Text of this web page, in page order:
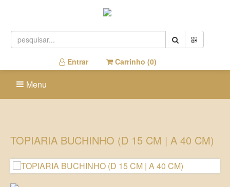
Entrar Carrinho (0)
Menu
TOPIARIA BUCHINHO (D 15 CM | A 40 CM)